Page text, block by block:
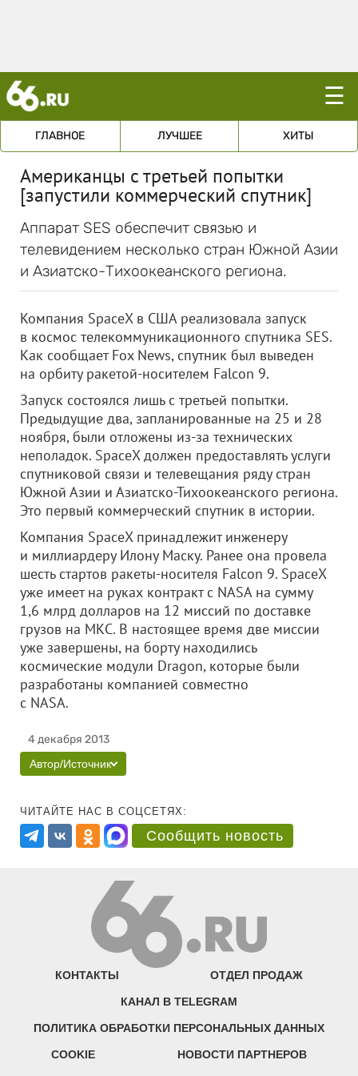
☰
ГЛАВНОЕ ЛУЧШЕЕ ХИТЫ
Американцы с третьей попытки
[запустили коммерческий спутник]
Аппарат SES обеспечит связью и
телевидением несколько стран Южной Азии
и Азиатско-Тихоокеанского региона.
Компания SpaceX в США реализовала запуск
в космос телекоммуникационного спутника SES.
Как сообщает Fox News, спутник был выведен
на орбиту ракетой-носителем Falcon 9.
Запуск состоялся лишь с третьей попытки.
Предыдущие два, запланированные на 25 и 28
ноября, были отложены из-за технических
неполадок. SpaceX должен предоставлять услуги
спутниковой связи и телевещания ряду стран
Южной Азии и Азиатско-Тихоокеанского региона.
Это первый коммерческий спутник в истории.
Компания SpaceX принадлежит инженеру
и миллиардеру Илону Маску. Ранее она провела
шесть стартов ракеты-носителя Falcon 9. SpaceX
уже имеет на руках контракт с NASA на сумму
1,6 млрд долларов на 12 миссий по доставке
грузов на МКС. В настоящее время две миссии
уже завершены, на борту находились
космические модули Dragon, которые были
разработаны компанией совместно
с NASA.
4 декабря 2013
Автор/Источник
ЧИТАЙТЕ НАС В СОЦСЕТЯХ:
Сообщить новость
КОНТАКТЫ ОТДЕЛ ПРОДАЖ
КАНАЛ В TELEGRAM
ПОЛИТИКА ОБРАБОТКИ ПЕРСОНАЛЬНЫХ ДАННЫХ
COOKIE НОВОСТИ ПАРТНЕРОВ